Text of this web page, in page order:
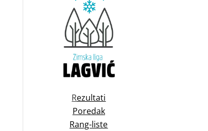
Rezultati
Poredak
Rang-liste